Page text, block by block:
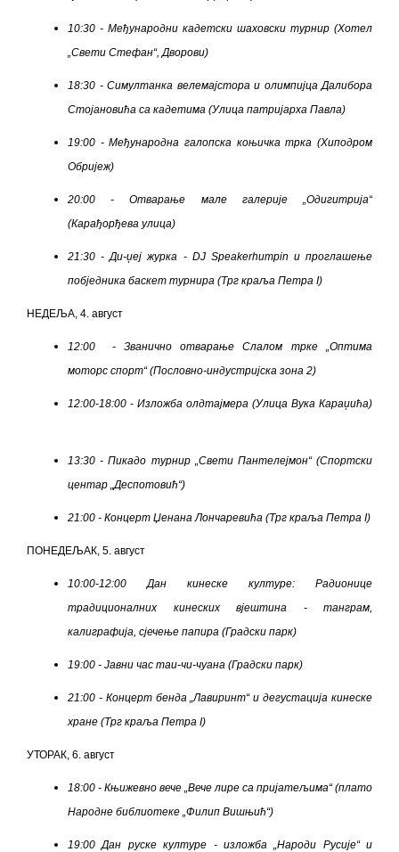
10:30 - Међународни кадетски шаховски турнир (Хотел
„Свети Стефан“, Дворови)
18:30 - Симултанка велемајстора и олимпијца Далибора
Стојановића са кадетима (Улица патријарха Павла)
19:00 - Међународна галопска коњичка трка (Хиподром
Обријеж)
20:00 - Отварање мале галерије „Одигитрија“
(Карађорђева улица)
21:30 - Ди-џеј журка - DЈSpeakerhumpin и проглашење
побједника баскет турнира (Трг краља Петра I)
НЕДЕЉА, 4. август
12:00 - Званично отварање
Слалом трке „Оптима
моторс спорт“ (Пословно-индустријска зона 2)
12:00-18:00 - Изложба олдтајмера (Улица Вука Караџића)
13:30 - Пикадо турнир „Свети Пантелејмон“ (Спортски
центар „Деспотовић“)
21:00 - Концерт Џенана Лончаревића (Трг краља Петра I)
ПОНЕДЕЉАК, 5. август
10:00-12:00 Дан кинеске културе: Радионице
традиционалних кинеских вјештина - танграм,
калиграфија, сјечење папира (Градски парк)
19:00 - Јавни час таи-чи-чуана (Градски парк)
21:00 - Концерт бенда „Лавиринт“ и дегустација кинеске
хране (Трг краља Петра I)
УТОРАК, 6. август
18:00 - Књижевно вече „Вече лире са пријатељима“ (плато
Народне библиотеке „Филип Вишњић“)
19:00 Дан руске културе - изложба „Народи Русије“ и